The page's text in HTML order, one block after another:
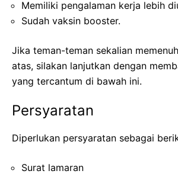
Memiliki pengalaman kerja lebih
Sudah vaksin booster.
Jika teman-teman sekalian
atas, silakan lanjutkan dengan
yang tercantum di bawah ini.
Persyaratan
Diperlukan persyaratan sebagai
Surat lamaran